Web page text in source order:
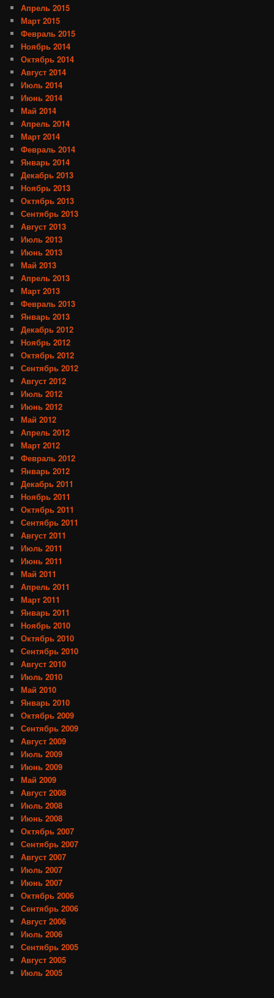
Апрель 2015
Март 2015
Февраль 2015
Ноябрь 2014
Октябрь 2014
Август 2014
Июль 2014
Июнь 2014
Май 2014
Апрель 2014
Март 2014
Февраль 2014
Январь 2014
Декабрь 2013
Ноябрь 2013
Октябрь 2013
Сентябрь 2013
Август 2013
Июль 2013
Июнь 2013
Май 2013
Апрель 2013
Март 2013
Февраль 2013
Январь 2013
Декабрь 2012
Ноябрь 2012
Октябрь 2012
Сентябрь 2012
Август 2012
Июль 2012
Июнь 2012
Май 2012
Апрель 2012
Март 2012
Февраль 2012
Январь 2012
Декабрь 2011
Ноябрь 2011
Октябрь 2011
Сентябрь 2011
Август 2011
Июль 2011
Июнь 2011
Май 2011
Апрель 2011
Март 2011
Январь 2011
Ноябрь 2010
Октябрь 2010
Сентябрь 2010
Август 2010
Июль 2010
Май 2010
Январь 2010
Октябрь 2009
Сентябрь 2009
Август 2009
Июль 2009
Июнь 2009
Май 2009
Август 2008
Июль 2008
Июнь 2008
Октябрь 2007
Сентябрь 2007
Август 2007
Июль 2007
Июнь 2007
Октябрь 2006
Сентябрь 2006
Август 2006
Июль 2006
Сентябрь 2005
Август 2005
Июль 2005